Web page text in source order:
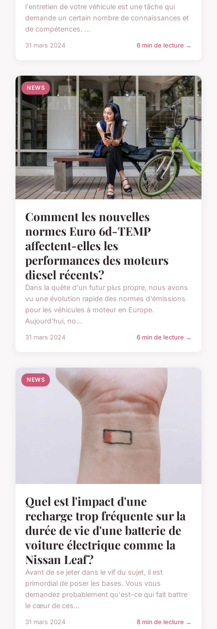
l'entretien de votre véhicule est une tâche qui
demande un certain nombre de connaissances et
de compétences. ...
31 mars 2024 6 min de lecture →
NEWS
Comment les nouvelles
normes Euro 6d-TEMP
affectent-elles les
performances des moteurs
diesel récents?
Dans la quête d'un futur plus propre, nous avons
vu une évolution rapide des normes d'émissions
pour les véhicules à moteur en Europe.
Aujourd'hui, no...
31 mars 2024 6 min de lecture →
NEWS
Quel est l'impact d'une
recharge trop fréquente sur la
durée de vie d'une batterie de
voiture électrique comme la
Nissan Leaf?
Avant de se jeter dans le vif du sujet, il est
primordial de poser les bases. Vous vous
demandez probablement qu'est-ce qui fait battre
le cœur de ces...
31 mars 2024 8 min de lecture →